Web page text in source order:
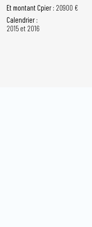
Et montant Cpier : 20900 €
Calendrier :
2015 et 2016